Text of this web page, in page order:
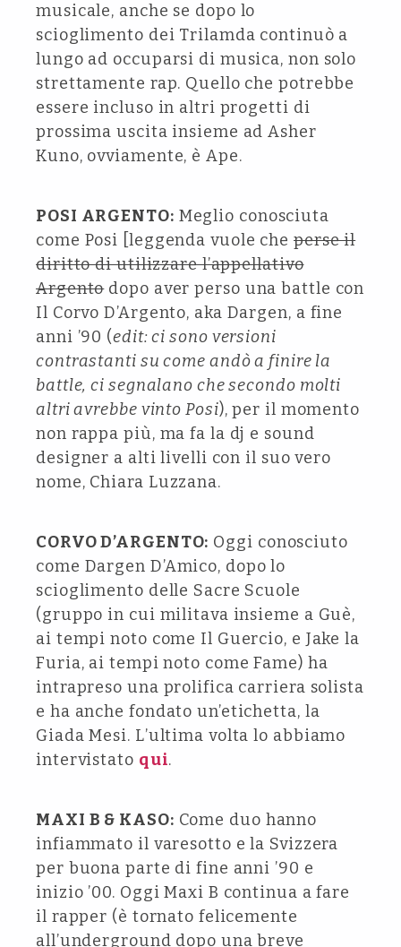
musicale, anche se dopo lo
scioglimento dei Trilamda continuò a
lungo ad occuparsi di musica, non solo
strettamente rap. Quello che potrebbe
essere incluso in altri progetti di
prossima uscita insieme ad Asher
Kuno, ovviamente, è Ape.
POSI ARGENTO: Meglio conosciuta
come Posi [leggenda vuole che perse il
diritto di utilizzare l’appellativo
Argentodopo aver perso una battle con
Il Corvo D’Argento, aka Dargen, a fine
anni ’90 (edit: ci sono versioni
contrastanti su come andò a finire la
battle, ci segnalano che secondo molti
altri avrebbe vinto Posi), per il momento
non rappa più, ma fa la dj e sound
designer a alti livelli con il suo vero
nome, Chiara Luzzana.
CORVO D’ARGENTO: Oggi conosciuto
come Dargen D’Amico, dopo lo
scioglimento delle Sacre Scuole
(gruppo in cui militava insieme a Guè,
ai tempi noto come Il Guercio, e Jake la
Furia, ai tempi noto come Fame) ha
intrapreso una prolifica carriera solista
e ha anche fondato un’etichetta, la
Giada Mesi. L’ultima volta lo abbiamo
intervistato qui.
MAXI B & KASO: Come duo hanno
infiammato il varesotto e la Svizzera
per buona parte di fine anni ’90 e
inizio ’00. Oggi Maxi B continua a fare
il rapper (è tornato felicemente
all’underground dopo una breve